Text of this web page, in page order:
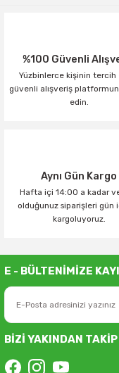
%100 Güvenli
Yüzbinlerce kişinin
güvenli alışveriş
edin.
Aynı Gün Kargo
Hafta içi 14:00 a kadar
olduğunuz siparişleri gün
kargoluyoruz.
E - BÜLTENİMİZE
BİZİ YAKINDAN TAKİP